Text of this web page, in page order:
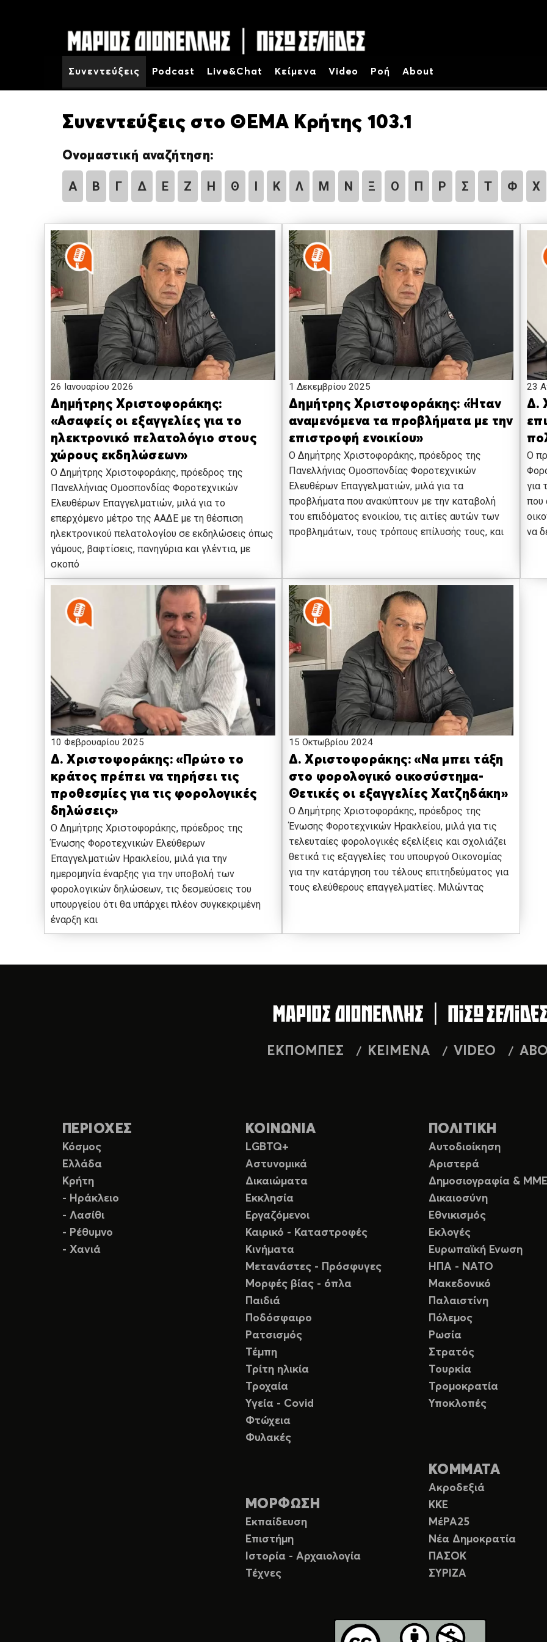
Συνεντεύξεις Podcast Live&Chat Κείμενα Video Ροή About
Συνεντεύξεις στο ΘΕΜΑ Κρήτης 103.1
Ονομαστική αναζήτηση:
Α Β Γ Δ Ε Ζ Η Θ Ι Κ Λ Μ Ν Ξ Ο Π Ρ Σ Τ Φ Χ
26 Ιανουαρίου 2026
Δημήτρης Χριστοφοράκης:
«Ασαφείς οι εξαγγελίες για το
ηλεκτρονικό πελατολόγιο στους
χώρους εκδηλώσεων»
Ο Δημήτρης Χριστοφοράκης, πρόεδρος της
Πανελλήνιας Ομοσπονδίας Φοροτεχνικών
Ελευθέρων Επαγγελματιών, μιλά για το
επερχόμενο μέτρο της ΑΑΔΕ με τη θέσπιση
ηλεκτρονικού πελατολογίου σε εκδηλώσεις όπως
γάμους, βαφτίσεις, πανηγύρια και γλέντια, με
σκοπό
1 Δεκεμβρίου 2025
Δημήτρης Χριστοφοράκης: «Ήταν
αναμενόμενα τα προβλήματα με την
επιστροφή ενοικίου»
Ο Δημήτρης Χριστοφοράκης, πρόεδρος της
Πανελλήνιας Ομοσπονδίας Φοροτεχνικών
Ελευθέρων Επαγγελματιών, μιλά για τα
προβλήματα που ανακύπτουν με την καταβολή
του επιδόματος ενοικίου, τις αιτίες αυτών των
προβλημάτων, τους τρόπους επίλυσής τους, και
23
Δ.
Ο
για
που
να
10 Φεβρουαρίου 2025
Δ. Χριστοφοράκης: «Πρώτο το
κράτος πρέπει να τηρήσει τις
προθεσμίες για τις φορολογικές
δηλώσεις»
Ο Δημήτρης Χριστοφοράκης, πρόεδρος της
Ένωσης Φοροτεχνικών Ελεύθερων
Επαγγελματιών Ηρακλείου, μιλά για την
ημερομηνία έναρξης για την υποβολή των
φορολογικών δηλώσεων, τις δεσμεύσεις του
υπουργείου ότι θα υπάρχει πλέον συγκεκριμένη
έναρξη και
15 Οκτωβρίου 2024
Δ. Χριστοφοράκης: «Να μπει τάξη
στο φορολογικό οικοσύστημα-
Θετικές οι εξαγγελίες Χατζηδάκη»
Ο Δημήτρης Χριστοφοράκης, πρόεδρος της
Ένωσης Φοροτεχνικών Ηρακλείου, μιλά για τις
τελευταίες φορολογικές εξελίξεις και σχολιάζει
θετικά τις εξαγγελίες του υπουργού Οικονομίας
για την κατάργηση του τέλους επιτηδεύματος για
τους ελεύθερους επαγγελματίες. Μιλώντας
ΕΚΠΟΜΠΕΣ ΚΕΙΜΕΝΑ VIDEO
ΠΕΡΙΟΧΕΣ
Κόσμος
Ελλάδα
Κρήτη
- Ηράκλειο
- Λασίθι
- Ρέθυμνο
- Χανιά
ΚΟΙΝΩΝΙΑ
LGBTQ+
Αστυνομικά
Δικαιώματα
Εκκλησία
Εργαζόμενοι
Καιρικό - Καταστροφές
Κινήματα
Μετανάστες - Πρόσφυγες
Μορφές βίας - όπλα
Παιδιά
Ποδόσφαιρο
Ρατσισμός
Τέμπη
Τρίτη ηλικία
Τροχαία
Υγεία - Covid
Φτώχεια
Φυλακές
ΜΟΡΦΩΣΗ
Εκπαίδευση
Επιστήμη
Ιστορία - Αρχαιολογία
Τέχνες
ΠΟΛΙΤΙΚΗ
Αυτοδιοίκηση
Αριστερά
Δημοσιογραφία & ΜΜΕ
Δικαιοσύνη
Εθνικισμός
Εκλογές
Ευρωπαϊκή Ενωση
ΗΠΑ - ΝΑΤΟ
Μακεδονικό
Παλαιστίνη
Πόλεμος
Ρωσία
Στρατός
Τουρκία
Τρομοκρατία
Υποκλοπές
ΚΟΜΜΑΤΑ
Ακροδεξιά
ΚΚΕ
ΜέΡΑ25
Νέα Δημοκρατία
ΠΑΣΟΚ
ΣΥΡΙΖΑ